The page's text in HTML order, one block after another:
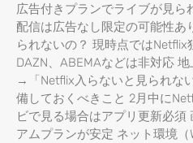
広告付きプランでライブが見
配信は広告なし限定の可能性あ
られないの？ 現時点ではNetflix
DAZN、ABEMAなどは非対応
→「Netflix入らないと見られな
備しておくべきこと 2月中に
ビで見る場合はアプリ更新必須
アムプランが安定 ネット環境